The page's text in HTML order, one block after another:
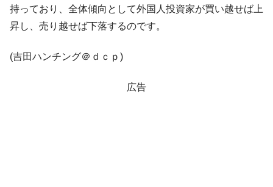
持っており、全体傾向として外国人投資家が買い越せば上
昇し、売り越せば下落するのです。
(吉田ハンチング＠ｄｃｐ)
広告